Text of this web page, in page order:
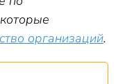
организаций.